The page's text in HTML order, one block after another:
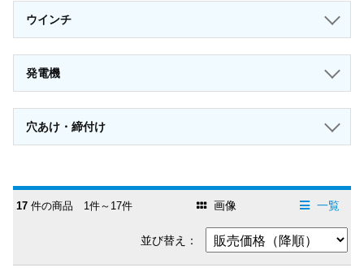
ウインチ
発電機
穴あけ・締付け
17 件の商品 1件～17件 画像 一覧
並び替え：